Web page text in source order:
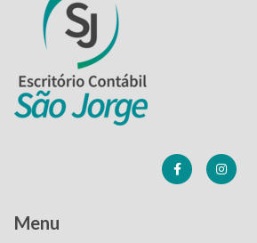
Menu